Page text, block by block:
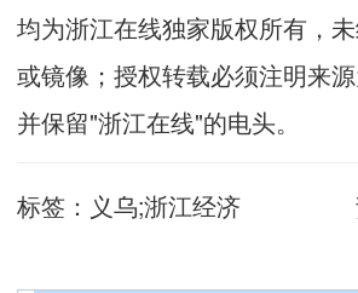
均为浙江在线独家版权所有，
或镜像；授权转载必须注明来
并保留"浙江在线"的电头。
标签： 义乌;浙江经济